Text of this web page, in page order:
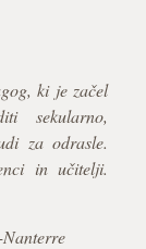
ki je začel
sekularno,
za odrasle.
in učitelji.